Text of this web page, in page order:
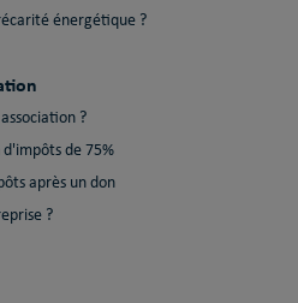
énergétique ?
?
de 75%
après un don
?